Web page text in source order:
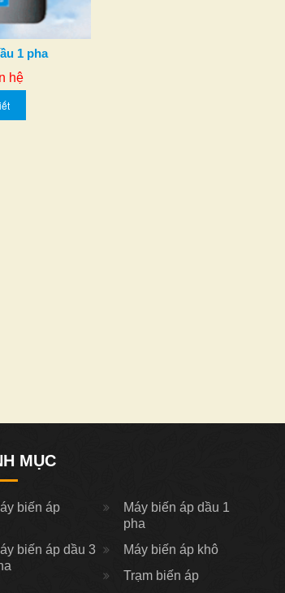
1 pha
hệ
MỤC
biến áp
Máy biến áp dầu 1
pha
biến áp dầu 3
Máy biến áp khô
Trạm biến áp